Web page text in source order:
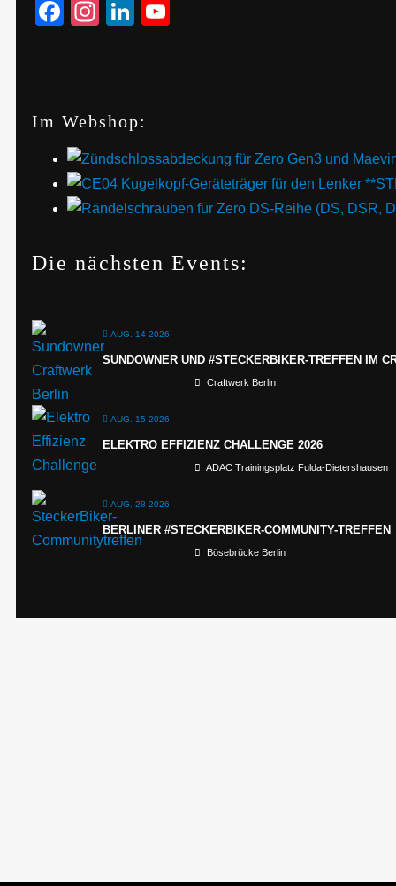
Facebook
Instagram
LinkedIn
Im Webshop:
Die nächsten Events:
AUG. 14 2026
SUNDOWNER UND #STECKERBIKER-TREFFEN IM
Craftwerk Berlin
AUG. 15 2026
ELEKTRO EFFIZIENZ CHALLENGE 2026
ADAC Trainingsplatz Fulda-Dietershausen
AUG. 28 2026
BERLINER #STECKERBIKER-COMMUNITY-TREFFEN
Bösebrücke Berlin